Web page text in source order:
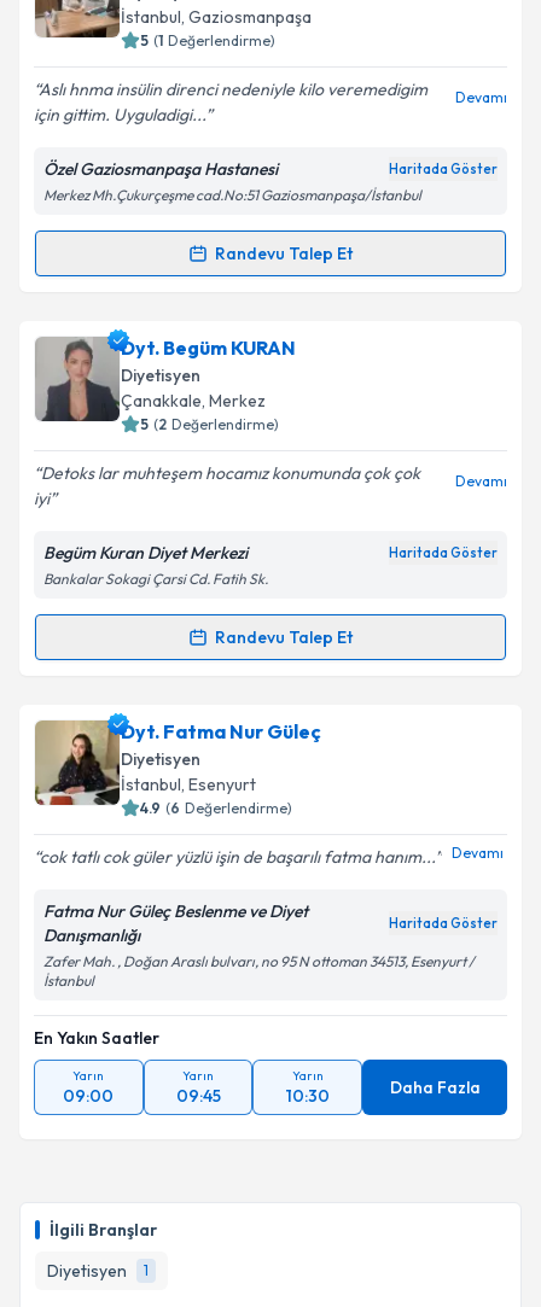
İlgili Branşlar
Diyetisyen
1
takvim hazırlandığında e-posta ile bilgilendireceğiz.
Kişisel verilerimin işlenmesine ilişkin
Aydınlatma
Metni'ni okudum ve kişisel verilerimin belirtilen
kapsamda işlenmesini kabul ediyorum.
İstanbul, Gaziosmanpaşa
5 (1 Değerlendirme)
Aslı hnma insülin direnci nedeniyle kilo veremedigim
için gittim. Uyguladigi...
Devamı
Özel Gaziosmanpaşa Hastanesi Haritada Göster
Merkez Mh.Çukurçeşme cad.No:51 Gaziosmanpaşa/İstanbul
Randevu Talep Et
Randevu Takvimi Talebi
Dyt. Aslı Ortakçıiçin randevu takvimi talebi oluşturun.
Size bu uzmandan randevu almanız için bir takvim
hazırlandığında e-posta ile bilgilendireceğiz.
Kişisel verilerimin işlenmesine ilişkin
Aydınlatma
Metni'ni okudum ve kişisel verilerimin belirtilen
kapsamda işlenmesini kabul ediyorum.
Dyt. Begüm KURAN
Diyetisyen
Çanakkale, Merkez
5 (2 Değerlendirme)
Detoks lar muhteşem hocamız konumunda çok çok
iyi
Devamı
Begüm Kuran Diyet Merkezi Haritada Göster
Bankalar Sokagi Çarsi Cd. Fatih Sk.
Randevu Talep Et
Randevu Takvimi Talebi
Dyt. Begüm KURANiçin randevu takvimi talebi
oluşturun. Size bu uzmandan randevu almanız için bir
takvim hazırlandığında e-posta ile bilgilendireceğiz.
Kişisel verilerimin işlenmesine ilişkin
Metni'ni okudum ve kişisel verilerimin belirtilen
Takvim Talebini Gönder
Dyt. Fatma Nur Güleç
Diyetisyen
İstanbul, Esenyurt
4.9 (6 Değerlendirme)
cok tatlı cok güler yüzlü işin de başarılı fatma hanım... Devamı
Fatma Nur Güleç Beslenme ve Diyet
Danışmanlığı
Haritada Göster
Zafer Mah. , Doğan Araslı bulvarı, no 95 N ottoman 34513, Esenyurt /
İstanbul
En Yakın Saatler
Yarın
09:00
Yarın
09:45
Yarın
10:30 Daha Fazla